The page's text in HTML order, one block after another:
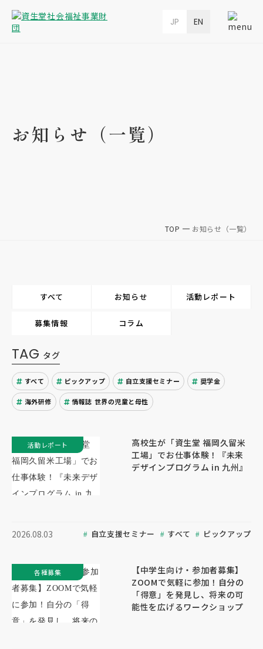
JP EN
お知らせ（一覧）
TOP お知らせ（一覧）
すべて お知らせ 活動レポート
募集情報 コラム
TAG タグ
すべて ピックアップ 自立支援セミナー 奨学金
海外研修 情報誌 世界の児童と母性
高校生が「資生堂 福岡久留米
工場」でお仕事体験！『未来
デザインプログラム in 九州』
2026.08.03 自立支援セミナー すべて ピックアップ
活動レポート
【中学生向け・参加者募集】
ZOOMで気軽に参加！自分の
「得意」を発見し、将来の可
能性を広げるワークショップ
各種募集